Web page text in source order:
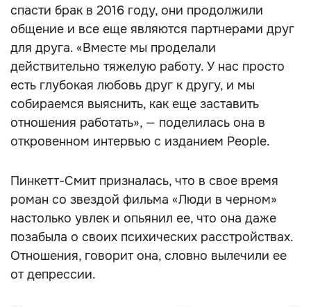
спасти брак в 2016 году, они продолжили
общение и все еще являются партнерами друг
для друга. «Вместе мы проделали
действительно тяжелую работу. У нас просто
есть глубокая любовь друг к другу, и мы
собираемся выяснить, как еще заставить
отношения работать», — поделилась она в
откровенном интервью с изданием People.
Пинкетт-Смит призналась, что в свое время
роман со звездой фильма «Люди в черном»
настолько увлек и опьянил ее, что она даже
позабыла о своих психических расстройствах.
Отношения, говорит она, словно вылечили ее
от депрессии.